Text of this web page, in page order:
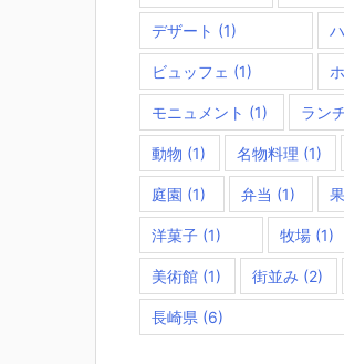
デザート (1)
ビュッフェ (1)
モニュメント (1) ラン
動物 (1) 名物料理 (1)
庭園 (1) 弁当 (1)
洋菓子 (1) 牧場 (1)
美術館 (1) 街並み (2)
長崎県 (6)